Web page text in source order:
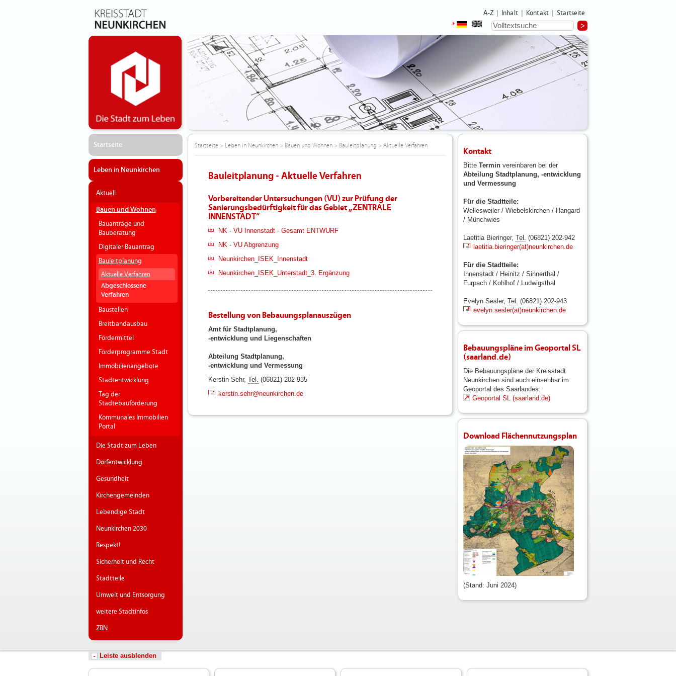
A-Z Inhalt Kontakt Startseite
Startseite
Leben in Neunkirchen
Aktuell
Bauen und Wohnen
Bauanträge und
Bauberatung
Digitaler Bauantrag
Bauleitplanung
Aktuelle Verfahren
Abgeschlossene
Verfahren
Baustellen
Breitbandausbau
Fördermittel
Förderprogramme Stadt
Immobilienangebote
Stadtentwicklung
Tag der
Städtebauförderung
Kommunales Immobilien
Portal
Die Stadt zum Leben
Dorfentwicklung
Gesundheit
Kirchengemeinden
Lebendige Stadt
Neunkirchen 2030
Respekt!
Sicherheit und Recht
Stadtteile
Umwelt und Entsorgung
weitere Stadtinfos
ZBN
Startseite> Leben in Neunkirchen> Bauen und Wohnen> Bauleitplanung > Aktuelle Verfahren
Bauleitplanung - Aktuelle Verfahren
Vorbereitender Untersuchungen (VU) zur Prüfung der
Sanierungsbedürftigkeit für das Gebiet „ZENTRALE
INNENSTADT“
NK - VU Innenstadt - Gesamt ENTWURF
NK - VU Abgrenzung
Neunkirchen_ISEK_Innenstadt
Neunkirchen_ISEK_Unterstadt_3. Ergänzung
Bestellung von Bebauungsplanauszügen
Amt für Stadtplanung,
-entwicklung und Liegenschaften
Abteilung Stadtplanung,
-entwicklung und Vermessung
Kerstin Sehr, Tel. (06821) 202-935
kerstin.sehr@neunkirchen.de
Kontakt
Bitte Terminvereinbaren bei der
Abteilung Stadtplanung, -entwicklung
und Vermessung
Für die Stadtteile:
Wellesweiler / Wiebelskirchen / Hangard
/ Münchwies
Laetitia Bieringer, Tel. (06821) 202-942
laetitia.bieringer(at)neunkirchen.de
Für die Stadtteile:
Innenstadt / Heinitz / Sinnerthal /
Furpach / Kohlhof / Ludwigsthal
Evelyn Sesler, Tel. (06821) 202-943
evelyn.sesler(at)neunkirchen.de
Bebauungspläne im Geoportal SL
(saarland.de)
Die Bebauungspläne der Kreisstadt
Neunkirchen sind auch einsehbar im
Geoportal des Saarlandes:
Geoportal SL (saarland.de)
Download Flächennutzungsplan
(Stand: Juni 2024)
Leiste ausblenden